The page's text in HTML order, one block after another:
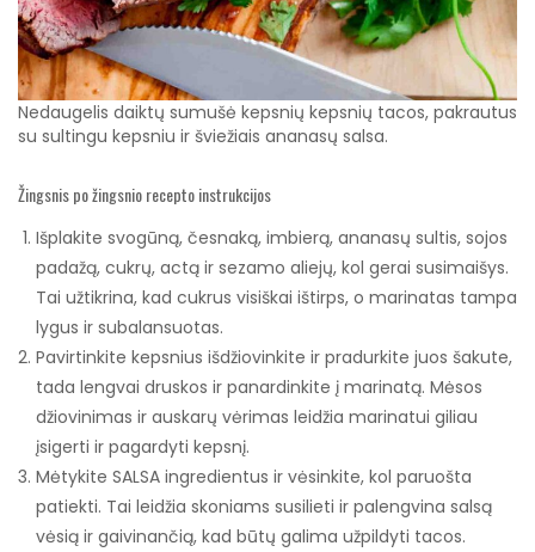
Nedaugelis daiktų sumušė kepsnių kepsnių tacos, pakrautus
su sultingu kepsniu ir šviežiais ananasų salsa.
Žingsnis po žingsnio recepto instrukcijos
Išplakite svogūną, česnaką, imbierą, ananasų sultis, sojos
padažą, cukrų, actą ir sezamo aliejų, kol gerai susimaišys.
Tai užtikrina, kad cukrus visiškai ištirps, o marinatas tampa
lygus ir subalansuotas.
Pavirtinkite kepsnius išdžiovinkite ir pradurkite juos šakute,
tada lengvai druskos ir panardinkite į marinatą. Mėsos
džiovinimas ir auskarų vėrimas leidžia marinatui giliau
įsigerti ir pagardyti kepsnį.
Mėtykite SALSA ingredientus ir vėsinkite, kol paruošta
patiekti. Tai leidžia skoniams susilieti ir palengvina salsą
vėsią ir gaivinančią, kad būtų galima užpildyti tacos.